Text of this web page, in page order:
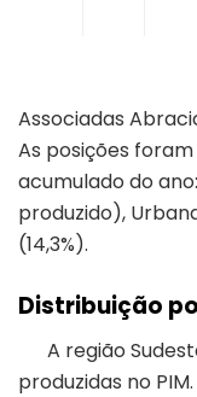
Associadas
As posições
acumulado do
produzido),
(14,3%).
Distribuição
A região
produzidas no